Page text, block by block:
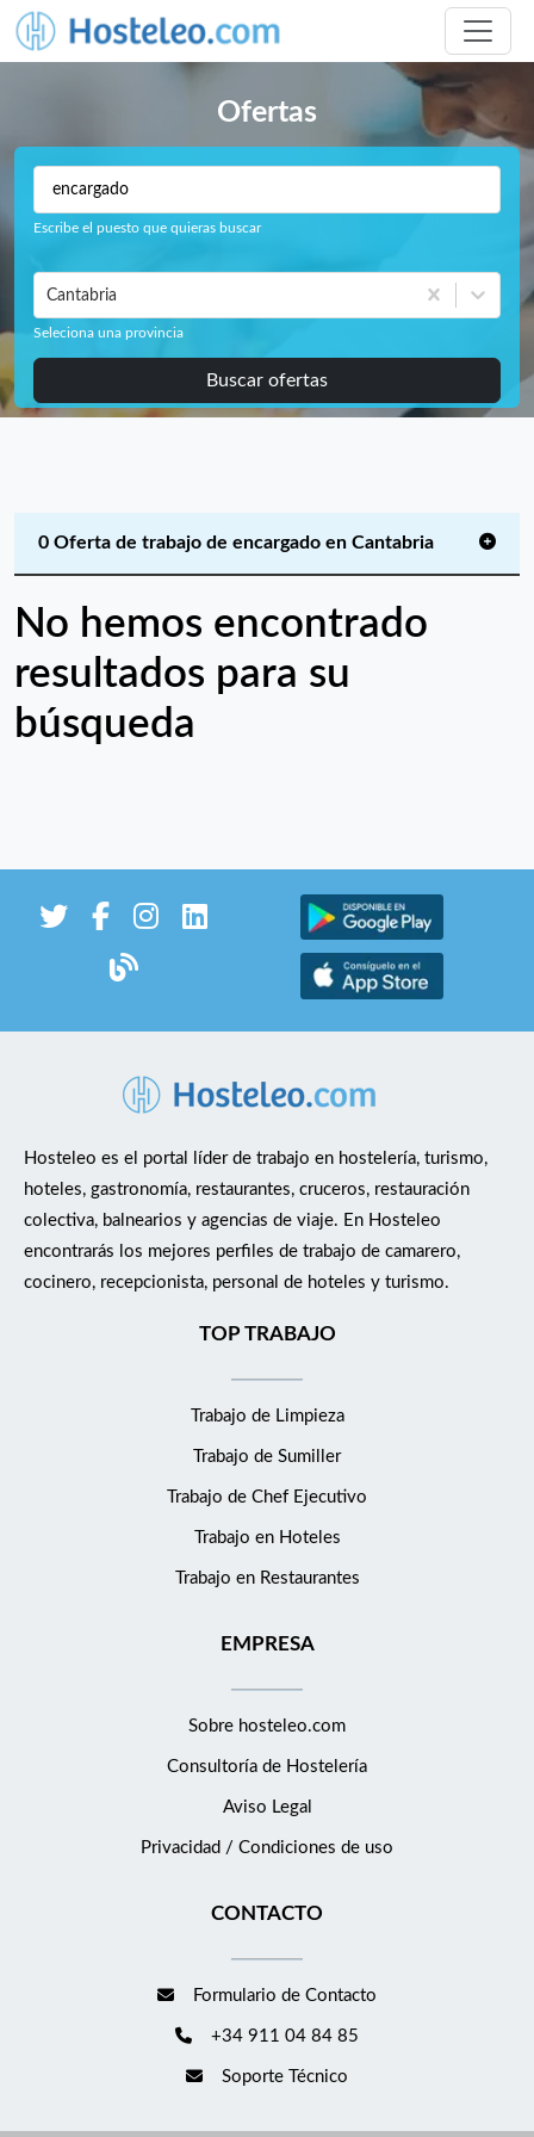
Ofertas
Escribe el puesto que quieras buscar
Cantabria
Seleciona una provincia
Buscar ofertas
0 Oferta de trabajo de encargado en Cantabria
No hemos encontrado
resultados para su
búsqueda
Hosteleo es el portal líder de trabajo en hostelería, turismo,
hoteles, gastronomía, restaurantes, cruceros, restauración
colectiva, balnearios y agencias de viaje. En Hosteleo
encontrarás los mejores perfiles de trabajo de camarero,
cocinero, recepcionista, personal de hoteles y turismo.
TOP TRABAJO
Trabajo de Limpieza
Trabajo de Sumiller
Trabajo de Chef Ejecutivo
Trabajo en Hoteles
Trabajo en Restaurantes
EMPRESA
Sobre hosteleo.com
Consultoría de Hostelería
Aviso Legal
Privacidad / Condiciones de uso
CONTACTO
Formulario de Contacto
+34 911 04 84 85
Soporte Técnico